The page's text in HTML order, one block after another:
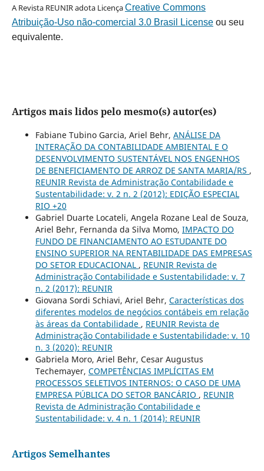
A Revista REUNIR adota LicençaCreative Commons
Atribuição-Uso não-comercial 3.0 Brasil Licenseou seu
equivalente.
Artigos mais lidos pelo mesmo(s) autor(es)
Fabiane Tubino Garcia, Ariel Behr, ANÁLISE DA
INTERAÇÃO DA CONTABILIDADE AMBIENTAL E O
DESENVOLVIMENTO SUSTENTÁVEL NOS ENGENHOS
DE BENEFICIAMENTO DE ARROZ DE SANTA MARIA/RS ,
REUNIR Revista de Administração Contabilidade e
Sustentabilidade: v. 2 n. 2 (2012): EDIÇÃO ESPECIAL
RIO +20
Gabriel Duarte Locateli, Angela Rozane Leal de Souza,
Ariel Behr, Fernanda da Silva Momo, IMPACTO DO
FUNDO DE FINANCIAMENTO AO ESTUDANTE DO
ENSINO SUPERIOR NA RENTABILIDADE DAS EMPRESAS
DO SETOR EDUCACIONAL , REUNIR Revista de
Administração Contabilidade e Sustentabilidade: v. 7
n. 2 (2017): REUNIR
Giovana Sordi Schiavi, Ariel Behr, Características dos
diferentes modelos de negócios contábeis em relação
às áreas da Contabilidade , REUNIR Revista de
Administração Contabilidade e Sustentabilidade: v. 10
n. 3 (2020): REUNIR
Gabriela Moro, Ariel Behr, Cesar Augustus
Techemayer, COMPETÊNCIAS IMPLÍCITAS EM
PROCESSOS SELETIVOS INTERNOS: O CASO DE UMA
EMPRESA PÚBLICA DO SETOR BANCÁRIO , REUNIR
Revista de Administração Contabilidade e
Sustentabilidade: v. 4 n. 1 (2014): REUNIR
Artigos Semelhantes